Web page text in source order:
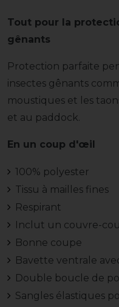
Tout pour la
gênants
Protection parfaite
insectes gênants
moustiques et les
et au paddock.
En un coup d'œil
100% polyester
Tissu à mailles fines
Respirant
Inclut un couvre-
Bonne coupe
Bavette ventrale
Double boucle de
Sangles élastiques